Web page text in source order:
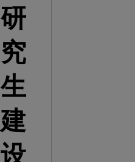
研
究
生
建
设